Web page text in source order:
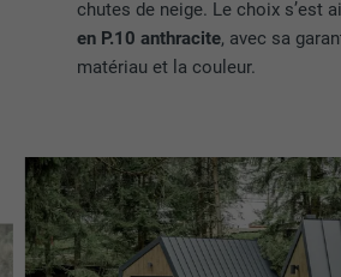
chutes de neige. Le choix s’est
en P.10 anthracite, avec sa
matériau et la couleur.